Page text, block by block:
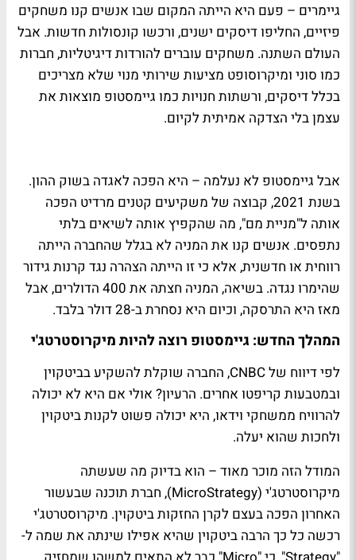
גיימרים – פעם היא הייתה המקום שבו אנשים קנו משחקים
פיזיים, החליפו דיסקים ישנים, ורכשו קונסולות חדשות. אבל
העולם השתנה. משחקים עוברים להורדות דיגיטליות, חברות
כמו סוני ומיקרוסופט מציעות שירותי מנוי שלא מצריכים
בכלל דיסקים, ורשתות חנויות כמו גיימסטופ מוצאות את
עצמן בלי הצדקה אמיתית לקיום.
אבל גיימסטופ לא נעלמה – היא הפכה לאגדה בשוק ההון.
בשנת 2021, קבוצה של משקיעים קטנים מרדיט הפכה
אותה ל"מניית מם", מה שהקפיץ אותה לשיאים בלתי
נתפסים. אנשים קנו את המניה לא בגלל שהחברה הייתה
רווחית או חדשנית, אלא כי זו הייתה הצהרה נגד קרנות גידור
שהימרו נגדה. בשיאה, המניה חצתה את 400 הדולרים, אבל
מאז היא התרסקה, וכיום היא נסחרת ב-28 דולר בלבד.
המהלך החדש: גיימסטופ רוצה להיות מיקרוסטרטג'י
לפי דיווח של CNBC, החברה שוקלת להשקיע בביטקוין
ובמטבעות קריפטו אחרים. הרעיון? אולי אם היא לא יכולה
להרוויח ממשחקי וידאו, היא יכולה פשוט לקנות ביטקוין
ולחכות שהוא יעלה.
המודל הזה מוכר מאוד – הוא בדיוק מה שעשתה
מיקרוסטרטג'י (MicroStrategy), חברת תוכנה שבעשור
האחרון הפכה בעצם לקרן החזקות ביטקוין. מיקרוסטרטג'י
רכשה כל כך הרבה ביטקוין שהיא אפילו שינתה את שמה ל-